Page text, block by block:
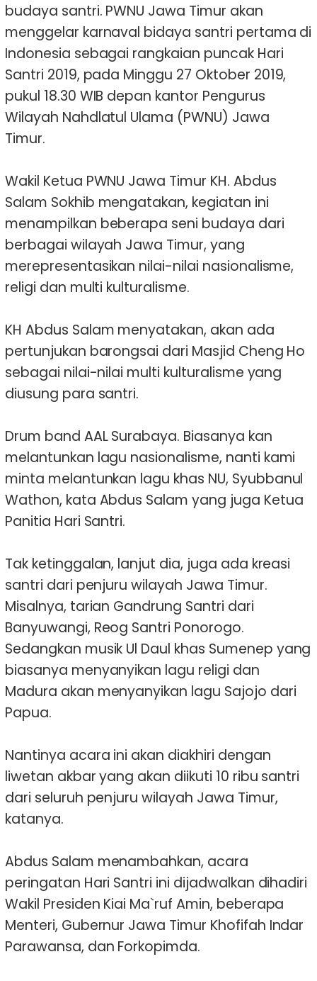
budaya santri. PWNU Jawa Timur akan
menggelar karnaval bidaya santri pertama di
Indonesia sebagai rangkaian puncak Hari
Santri 2019, pada Minggu 27 Oktober 2019,
pukul 18.30 WIB depan kantor Pengurus
Wilayah Nahdlatul Ulama (PWNU) Jawa
Timur.
Wakil Ketua PWNU Jawa Timur KH. Abdus
Salam Sokhib mengatakan, kegiatan ini
menampilkan beberapa seni budaya dari
berbagai wilayah Jawa Timur, yang
merepresentasikan nilai-nilai nasionalisme,
religi dan multi kulturalisme.
KH Abdus Salam menyatakan, akan ada
pertunjukan barongsai dari Masjid Cheng Ho
sebagai nilai-nilai multi kulturalisme yang
diusung para santri.
Drum band AAL Surabaya. Biasanya kan
melantunkan lagu nasionalisme, nanti kami
minta melantunkan lagu khas NU, Syubbanul
Wathon, kata Abdus Salam yang juga Ketua
Panitia Hari Santri.
Tak ketinggalan, lanjut dia, juga ada kreasi
santri dari penjuru wilayah Jawa Timur.
Misalnya, tarian Gandrung Santri dari
Banyuwangi, Reog Santri Ponorogo.
Sedangkan musik Ul Daul khas Sumenep yang
biasanya menyanyikan lagu religi dan
Madura akan menyanyikan lagu Sajojo dari
Papua.
Nantinya acara ini akan diakhiri dengan
liwetan akbar yang akan diikuti 10 ribu santri
dari seluruh penjuru wilayah Jawa Timur,
katanya.
Abdus Salam menambahkan, acara
peringatan Hari Santri ini dijadwalkan dihadiri
Wakil Presiden Kiai Ma`ruf Amin, beberapa
Menteri, Gubernur Jawa Timur Khofifah Indar
Parawansa, dan Forkopimda.